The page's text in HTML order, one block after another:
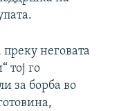
неговата
тој го
за борба во